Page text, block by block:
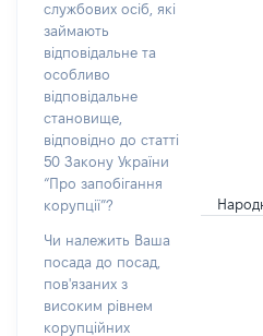
службових осіб, які
займають
відповідальне та
особливо
відповідальне
становище,
відповідно до статті
50 Закону України
“Про запобігання
корупції”?
Чи належить Ваша
посада до посад,
пов'язаних з
високим рівнем
корупційних